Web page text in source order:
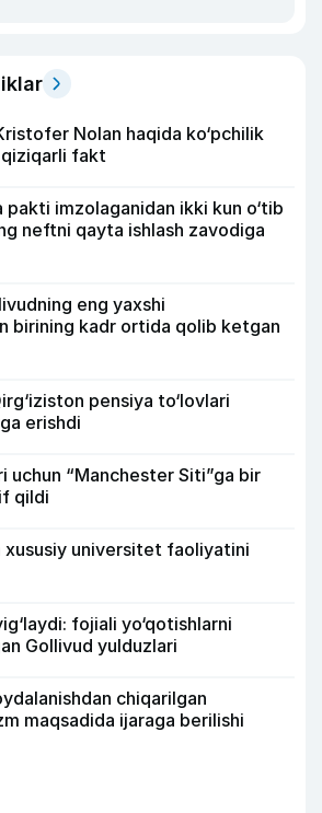
Nolan haqida ko‘pchilik
fakt
pakti imzolaganidan ikki kun o‘tib
neftni qayta ishlash zavodiga
eng yaxshi
birining kadr ortida qolib ketgan
pensiya to‘lovlari
erishdi
uchun “Manchester Siti”ga bir
qildi
universitet faoliyatini
fojiali yo‘qotishlarni
Gollivud yulduzlari
chiqarilgan
maqsadida ijaraga berilishi